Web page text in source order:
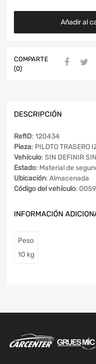
Añadir al
COMPARTE
(0)
DESCRIPCIÓN
RefID: 120434
Pieza: PILOTO TRASERO
Vehículo: SIN DEFINIR
Estado: Material de
Ubicación: Almacenada
Código del vehículo:
INFORMACIÓN
Peso
10 kg